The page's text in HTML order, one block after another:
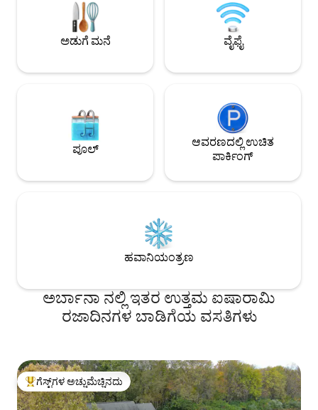
ವಾಸ್ತವ್ಯಗಳಿಗಾಗಿ ಮತ್ತು ಮನೆಯಿಂದ ಕೆಲಸ ಮಾಡಲು
ಚಿಂತನಶೀಲವಾಗಿ ಹೊಂದಿಸಲಾಗಿದೆ. ಸಂಪರ್ಕಿಸಿ-
ನಿಮಗೆ ಅಗತ್ಯವಿರುವವರೆಗೆ ನಿಮ್ಮನ್ನು ಹೋಸ್ಟ್ ಮಾಡಲು
ನಾವು ಸಂತೋಷಪಡುತ್ತೇವೆ!
ವಿಂಟೇಜ್ ಬೀದಿ
ಮನೆಯಿಂದ
ಅಡುಗೆ ಮನೆ ವೈಫೈ
ಪೂಲ್
ಆವರಣದಲ್ಲಿ ಉಚಿತ
ಪಾರ್ಕಿಂಗ್
ಹವಾನಿಯಂತ್ರಣ
ಅರ್ಬಾನಾ ನಲ್ಲಿ ಇತರ ಉತ್ತಮ ಐಷಾರಾಮಿ
ರಜಾದಿನಗಳ ಬಾಡಿಗೆಯ ವಸತಿಗಳು
ಗೆಸ್ಟ್‌ಗಳಿಗೆ ಅತಿ ಹೆಚ್ಚು ಅಚ್ಚುಮೆಚ್ಚಿನದು
ಗೆಸ್ಟ್‌ಗಳ ಅಚ್ಚುಮೆಚ್ಚಿನದು